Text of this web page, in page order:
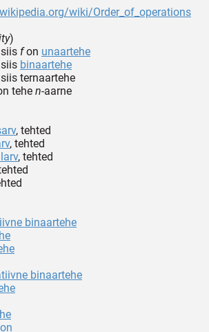
wiki/Order_of_operations
)
fon unaartehe
binaartehe
ternaartehe
tehe n-aarne
, tehted
, tehted
, tehted
binaartehe
binaartehe